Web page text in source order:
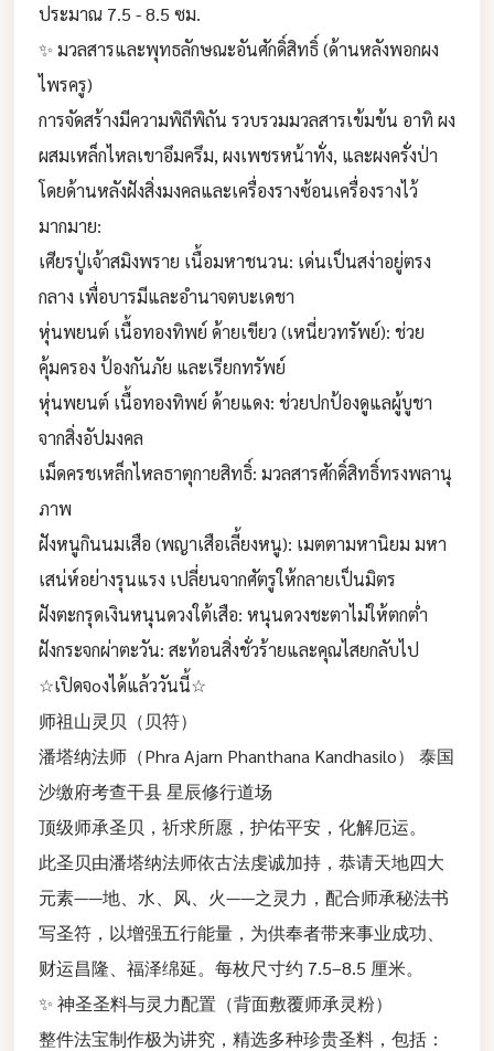
ประมาณ 7.5 - 8.5 ซม.
​✨ มวลสารและพุทธลักษณะอันศักดิ์สิทธิ์ (ด้านหลังพอกผง
ไพรครู)
​การจัดสร้างมีความพิถีพิถัน รวบรวมมวลสารเข้มข้น อาทิ ผง
ผสมเหล็กไหลเขาอึมครึม, ผงเพชรหน้าทั่ง, และผงครั่งป่า
โดยด้านหลังฝังสิ่งมงคลและเครื่องรางซ้อนเครื่องรางไว้
มากมาย:
​เศียรปู่เจ้าสมิงพราย เนื้อมหาชนวน: เด่นเป็นสง่าอยู่ตรง
กลาง เพื่อบารมีและอำนาจตบะเดชา
​หุ่นพยนต์ เนื้อทองทิพย์ ด้ายเขียว (เหนี่ยวทรัพย์): ช่วย
คุ้มครอง ป้องกันภัย และเรียกทรัพย์
​หุ่นพยนต์ เนื้อทองทิพย์ ด้ายแดง: ช่วยปกป้องดูแลผู้บูชา
จากสิ่งอัปมงคล
​เม็ดครชเหล็กไหลธาตุกายสิทธิ์: มวลสารศักดิ์สิทธิ์ทรงพลานุ
ภาพ
​ฝังหนูกินนมเสือ (พญาเสือเลี้ยงหนู): เมตตามหานิยม มหา
เสน่ห์อย่างรุนแรง เปลี่ยนจากศัตรูให้กลายเป็นมิตร
​ฝังตะกรุดเงินหนุนดวงใต้เสือ: หนุนดวงชะตาไม่ให้ตกต่ำ
​ฝังกระจกผ่าตะวัน: สะท้อนสิ่งชั่วร้ายและคุณไสยกลับไป
☆เปิดจoงได้แล้ววันนี้☆
​师祖山灵贝（贝符）
潘塔纳法师（Phra Ajarn Phanthana Kandhasilo） 泰国
沙缴府考查干县 星辰修行道场
顶级师承圣贝，祈求所愿，护佑平安，化解厄运。
此圣贝由潘塔纳法师依古法虔诚加持，恭请天地四大
元素——地、水、风、火——之灵力，配合师承秘法书
写圣符，以增强五行能量，为供奉者带来事业成功、
财运昌隆、福泽绵延。每枚尺寸约 7.5–8.5 厘米。
✨ 神圣圣料与灵力配置（背面敷覆师承灵粉）
整件法宝制作极为讲究，精选多种珍贵圣料，包括：